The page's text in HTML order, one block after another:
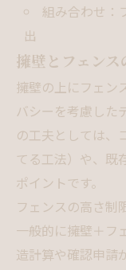
組み合わせ：
出
擁壁とフェン
擁壁の上にフェン
バシーを考慮した
の工夫としては、
てる工法）や、既
ポイントです。
フェンスの高さ制
一般的に擁壁＋フ
造計算や確認申請